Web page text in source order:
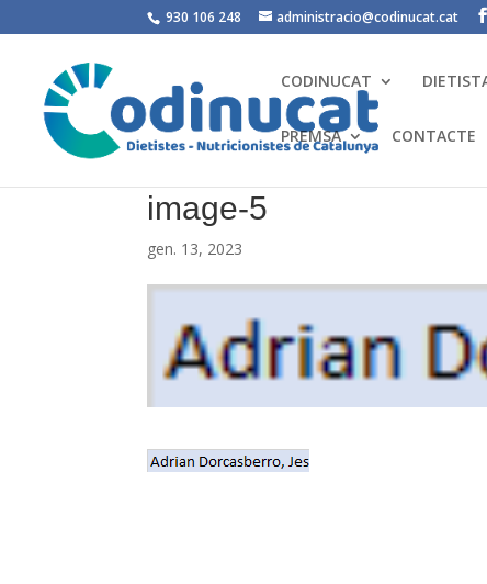
930 106 248 administracio@codinucat.cat
CODINUCAT
PREMSA CONTACTE
image-5
gen. 13, 2023